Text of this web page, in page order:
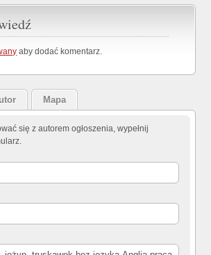
aby dodać komentarz.
Mapa
się z autorem ogłoszenia, wypełnij